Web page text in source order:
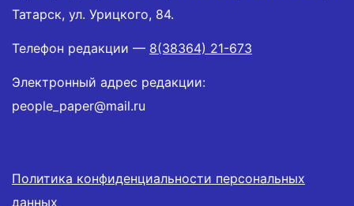
Татарск, ул. Урицкого, 84.
Телефон редакции — 8(38364) 21-673
Электронный адрес редакции:
people_paper@mail.ru
Политика конфиденциальности персональных
данных